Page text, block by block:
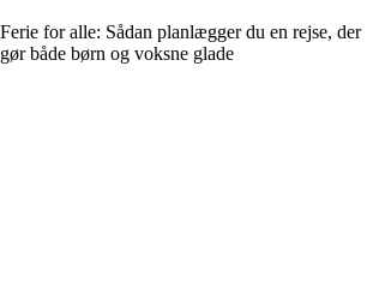
Ferie for alle: Sådan planlægger du en rejse, der
gør både børn og voksne glade